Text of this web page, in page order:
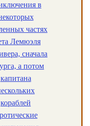
в
частях
Лемюэля
сначала
а потом
капитана
кораблей